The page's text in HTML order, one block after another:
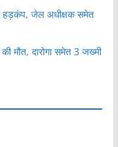
से हड़कंप, जेल अधीक्षक समेत
मौत, दारोगा समेत 3 जख्मी